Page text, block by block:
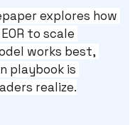
explores how
to scale
works best,
playbook is
realize.